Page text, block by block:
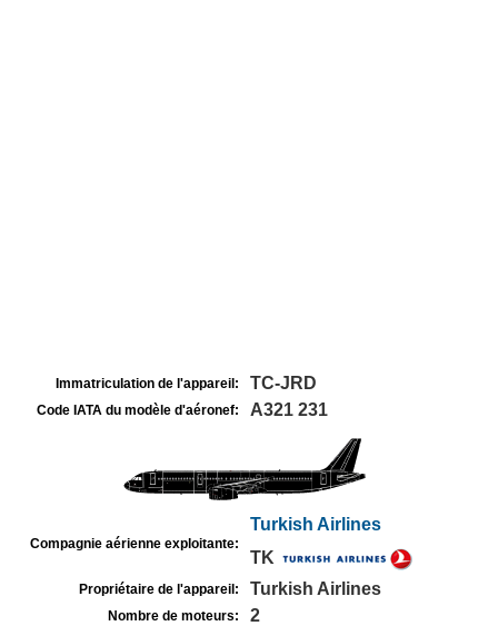
Immatriculation de l'appareil: TC-JRD
Code IATA du modèle d'aéronef: A321 231
Compagnie aérienne exploitante:
Turkish Airlines
TK
Propriétaire de l'appareil: Turkish Airlines
Nombre de moteurs: 2